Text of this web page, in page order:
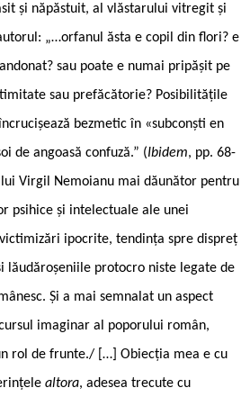
și năpăstuit, al vlăstarului vitregit și
„…orfanul ăsta e copil din flori? e
sau poate e numai pripășit pe
sau prefăcătorie? Posibilitățile
bezmetic în «subconști ­en
de angoasă confuză.” (Ibidem, pp. 68-
Virgil Nemoianu mai dăunător pentru
psihice și intelectuale ale unei
ipocrite, tendința spre dispreț
lăudăroșeniile protocro niste legate de
Și a mai semnalat un aspect
imaginar al poporului român,
rol de frunte./ […] Obiecția mea e cu
altora, adesea trecute cu